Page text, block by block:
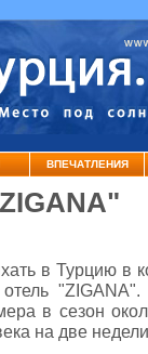
ВПЕЧАТЛЕНИЯ
в Турцию в
"ZIGANA".
в сезон
на две